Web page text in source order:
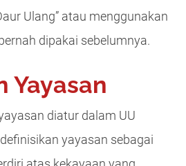
Ulang” atau menggunakan
dipakai sebelumnya.
Yayasan
diatur dalam UU
yayasan sebagai